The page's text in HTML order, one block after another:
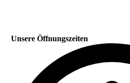
Unsere Öffnungszeiten